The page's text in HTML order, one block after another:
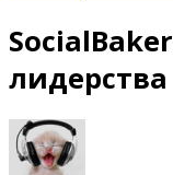
лидерства